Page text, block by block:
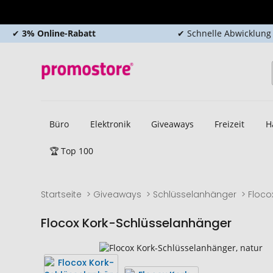
✔ 3% Online-Rabatt ✔ Schnelle Abwicklung
Büro Elektronik Giveaways Freizeit
🏆 Top 100
Startseite Giveaways Schlüsselanhänger
Flocox Kork-Schlüsselanhänger
Ende
Anfang